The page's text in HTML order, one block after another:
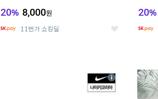
20% 8,000원
11번가 쇼킹딜 좋
20%
상
세
15